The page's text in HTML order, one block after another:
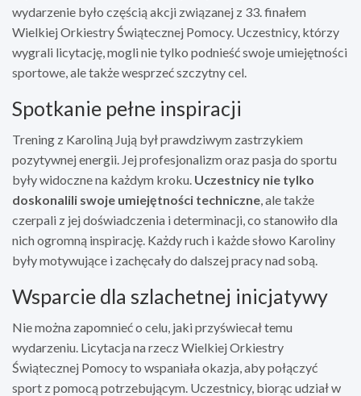
wydarzenie było częścią akcji związanej z 33. finałem
Wielkiej Orkiestry Świątecznej Pomocy. Uczestnicy, którzy
wygrali licytację, mogli nie tylko podnieść swoje umiejętności
sportowe, ale także wesprzeć szczytny cel.
Spotkanie pełne inspiracji
Trening z Karoliną Jują był prawdziwym zastrzykiem
pozytywnej energii. Jej profesjonalizm oraz pasja do sportu
były widoczne na każdym kroku. Uczestnicy nie tylko
doskonalili swoje umiejętności techniczne , ale także
czerpali z jej doświadczenia i determinacji, co stanowiło dla
nich ogromną inspirację. Każdy ruch i każde słowo Karoliny
były motywujące i zachęcały do dalszej pracy nad sobą.
Wsparcie dla szlachetnej inicjatywy
Nie można zapomnieć o celu, jaki przyświecał temu
wydarzeniu. Licytacja na rzecz Wielkiej Orkiestry
Świątecznej Pomocy to wspaniała okazja, aby połączyć
sport z pomocą potrzebującym. Uczestnicy, biorąc udział w